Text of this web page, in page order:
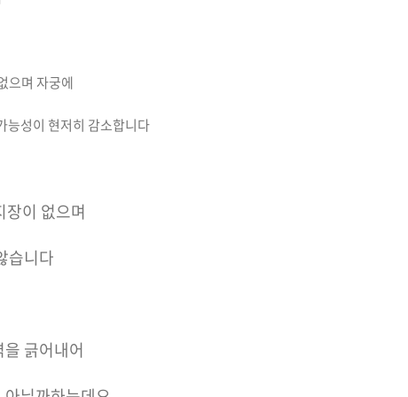
으며 자궁에
능성이 현저히 감소합니다
장이 없으며
습니다
긁어내어